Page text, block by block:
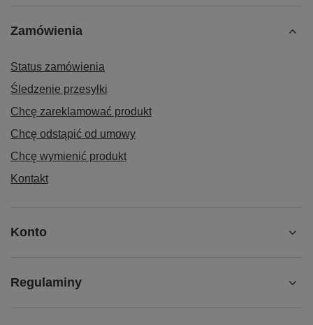
Zamówienia
Status zamówienia
Śledzenie przesyłki
Chcę zareklamować produkt
Chcę odstąpić od umowy
Chcę wymienić produkt
Kontakt
Konto
Regulaminy